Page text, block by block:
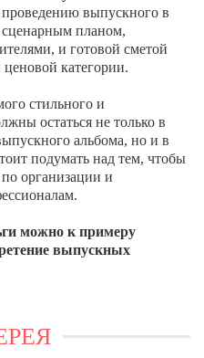
выпускного в
планом,
и готовой сметой
категории.
стильного и
остаться не только в
альбома, но и в
подумать над тем, чтобы
по организации и
можно к примеру
выпускных